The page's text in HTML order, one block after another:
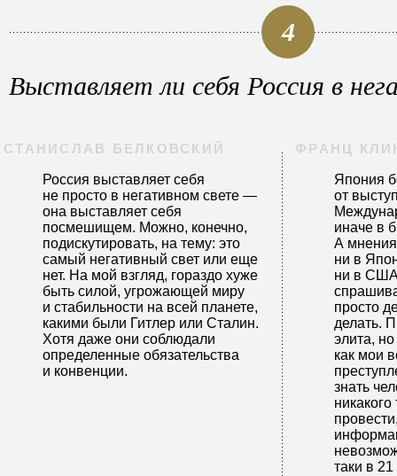
4
Выставляет ли себя Россия в
СТАНИСЛАВ БЕЛКОВСКИЙ
Россия выставляет себя
не просто в негативном свете —
она выставляет себя
посмешищем. Можно, конечно,
подискутировать, на тему: это
самый негативный свет или еще
нет. На мой взгляд, гораздо хуже
быть силой, угрожающей миру
и стабильности на всей планете,
какими были Гитлер или Сталин.
Хотя даже они соблюдали
определенные обязательства
и конвенции.
ФРАНЦ
Япония
от
иначе в
А
ни в
ни в США
просто
делать.
элита,
как мои
знать
таки в 21